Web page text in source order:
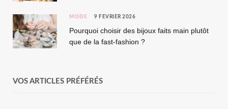
MODE 9 FÉVRIER 2026
Pourquoi choisir des bijoux faits main plutôt
que de la fast-fashion ?
VOS ARTICLES PRÉFÉRÉS